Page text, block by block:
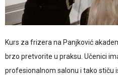
Kurs za frizera na Panjković
brzo pretvorite u praksu. Učenici
profesionalnom salonu i tako stiču